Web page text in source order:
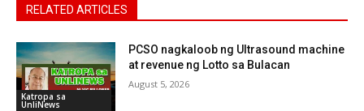
RELATED ARTICLES
Katropa sa
UnliNews
PCSO nagkaloob ng Ultrasound machine
at revenue ng Lotto sa Bulacan
August 5, 2026